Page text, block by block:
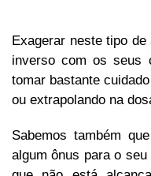
Exagerar neste tipo
inverso com os seus
tomar bastante
ou extrapolando na
Sabemos também
algum ônus para o